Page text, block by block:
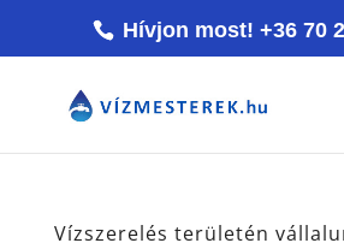
Hívjon most! +36 70
Vízszerelés területén